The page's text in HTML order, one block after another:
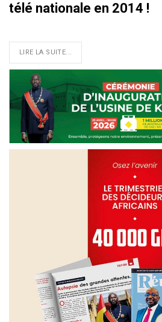
télé nationale en 2014 !
LIRE LA SUITE...